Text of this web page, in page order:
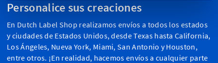
Personalice sus creaciones
En Dutch Label Shop realizamos envíos a todos los estados
y ciudades de Estados Unidos, desde Texas hasta California,
Los Ángeles, Nueva York, Miami, San Antonio y Houston,
entre otros. ¡En realidad, hacemos envíos a cualquier parte